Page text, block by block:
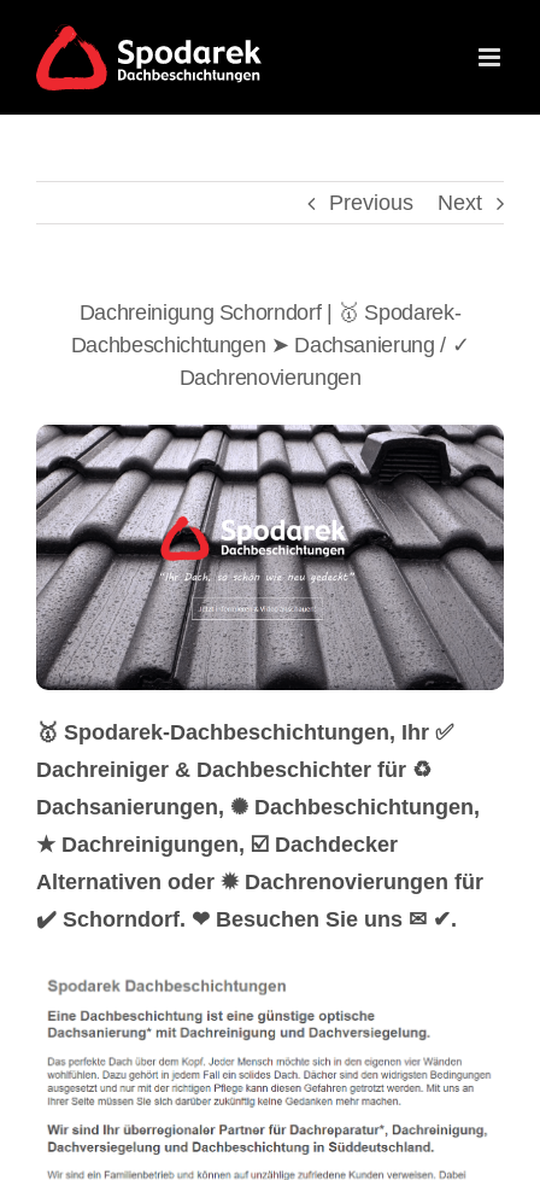
content
Previous Next
Dachreinigung Schorndorf | 🥇 Spodarek-
Dachbeschichtungen ➤ Dachsanierung / ✓
Dachrenovierungen
🥇 Spodarek-Dachbeschichtungen, Ihr ✅
Dachreiniger & Dachbeschichter für ♻
Dachsanierungen, ✺ Dachbeschichtungen,
★ Dachreinigungen, ☑️ Dachdecker
Alternativen oder ✹ Dachrenovierungen für
✔️ Schorndorf. ❤ Besuchen Sie uns ✉ ✔.